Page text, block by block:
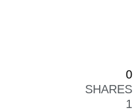
0
SHARES
1